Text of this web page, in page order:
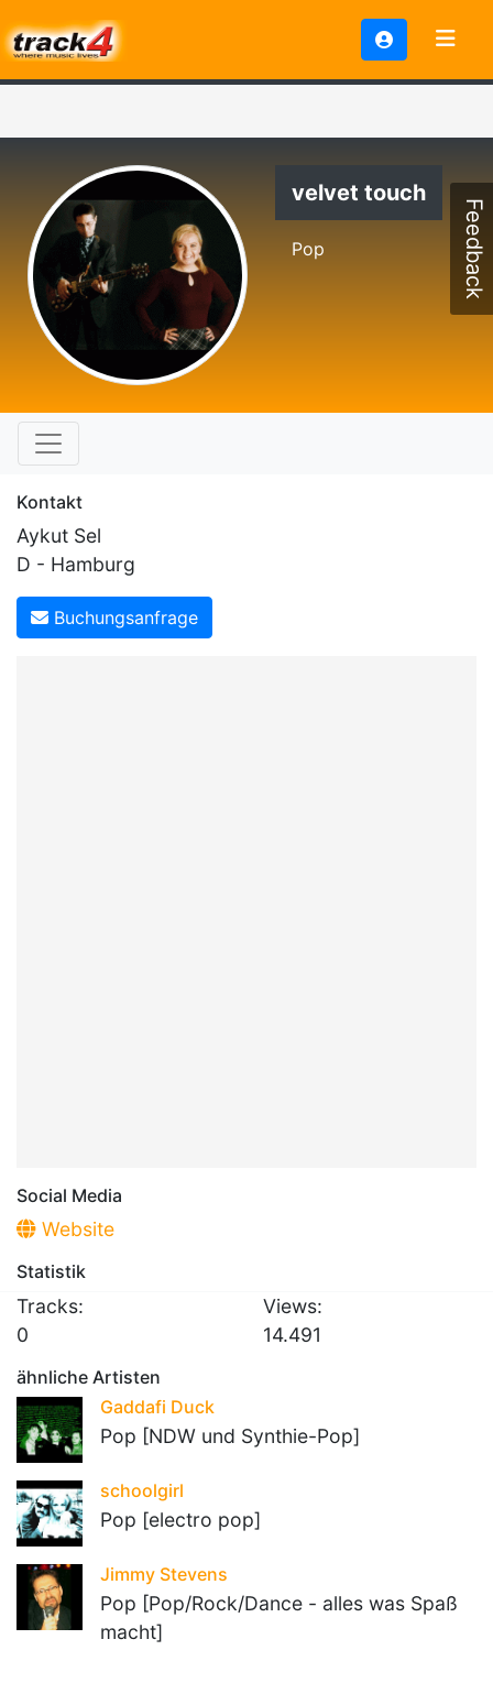
velvet touch
Pop
Kontakt
Aykut Sel
D - Hamburg
Buchungsanfrage
Social Media
Website
Statistik
Tracks:
0
Views:
14.491
ähnliche Artisten
Gaddafi Duck
Pop [NDW und Synthie-Pop]
schoolgirl
Pop [electro pop]
Jimmy Stevens
Pop [Pop/Rock/Dance - alles was Spaß
macht]
Feedback